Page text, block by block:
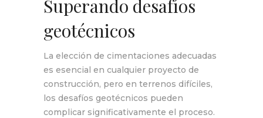
Superando desafíos
geotécnicos
La elección de cimentaciones adecuadas
es esencial en cualquier proyecto de
construcción, pero en terrenos difíciles,
los desafíos geotécnicos pueden
complicar significativamente el proceso.